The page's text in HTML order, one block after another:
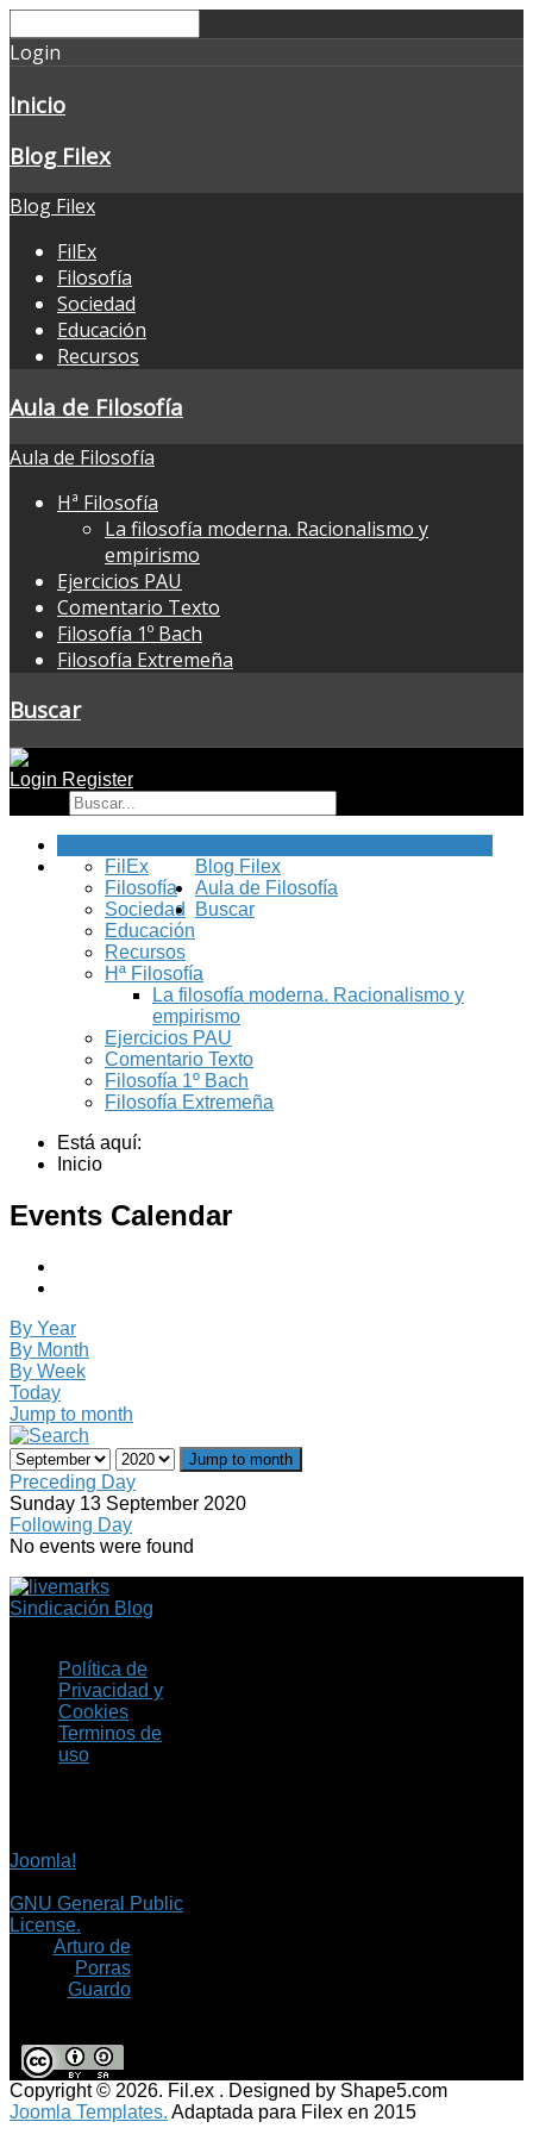
Login
Inicio
Blog Filex
Blog Filex
FilEx
Filosofía
Sociedad
Educación
Recursos
Aula de Filosofía
Aula de Filosofía
Hª Filosofía
La filosofía moderna. Racionalismo y
empirismo
Ejercicios PAU
Comentario Texto
Filosofía 1º Bach
Filosofía Extremeña
Buscar
Login Register
Blog Filex
FilEx
Filosofía
Sociedad
Educación
Recursos
Aula de Filosofía
Hª Filosofía
La filosofía moderna. Racionalismo y
empirismo
Ejercicios PAU
Comentario Texto
Filosofía 1º Bach
Filosofía Extremeña
Buscar
Está aquí:
Inicio
Events Calendar
By Year
By Month
By Week
Today
Jump to month
Jump to month
Preceding Day
Sunday 13 September 2020
Following Day
No events were found
Sindicación Blog
Política de
Privacidad y
Cookies
Terminos de
uso
Joomla!
GNU General Public
License.
Arturo de
Porras
Guardo
Copyright © 2026. Fil.ex . Designed by Shape5.com
Joomla Templates. Adaptada para Filex en 2015